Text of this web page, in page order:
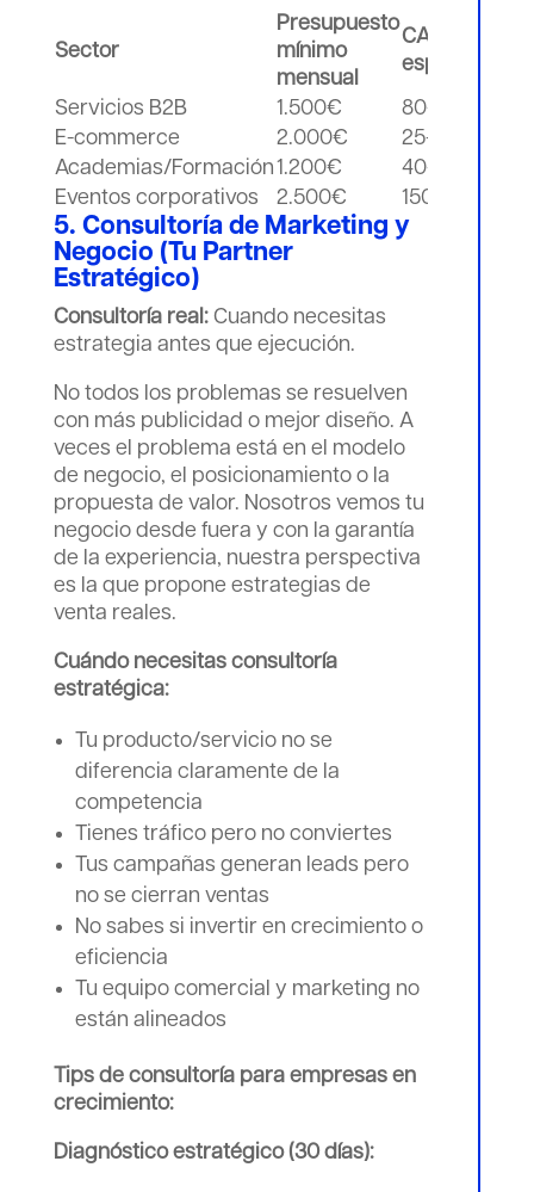
Sector
Presupuesto
mínimo
mensual
CAC
esperado
Servicios B2B 1.500€ 80-200€
E-commerce
2.000€ 25-60€
Academias/Formación1.200€ 40-120€
Eventos corporativos
2.500€ 150-400€
5. Consultoría de Marketing y
Negocio (Tu Partner
Estratégico)
Consultoría real:Cuando necesitas
estrategia antes que ejecución.
No todos los problemas se resuelven
con más publicidad o mejor diseño. A
veces el problema está en el modelo
de negocio, el posicionamiento o la
propuesta de valor. Nosotros vemos tu
negocio desde fuera y con la garantía
de la experiencia, nuestra perspectiva
es la que propone estrategias de
venta reales.
Cuándo necesitas consultoría
estratégica:
Tu producto/servicio no se
diferencia claramente de la
competencia
Tienes tráfico pero no conviertes
Tus campañas generan leads pero
no se cierran ventas
No sabes si invertir en crecimiento o
eficiencia
Tu equipo comercial y marketing no
están alineados
Tips de consultoría para empresas en
crecimiento:
Diagnóstico estratégico (30 días):